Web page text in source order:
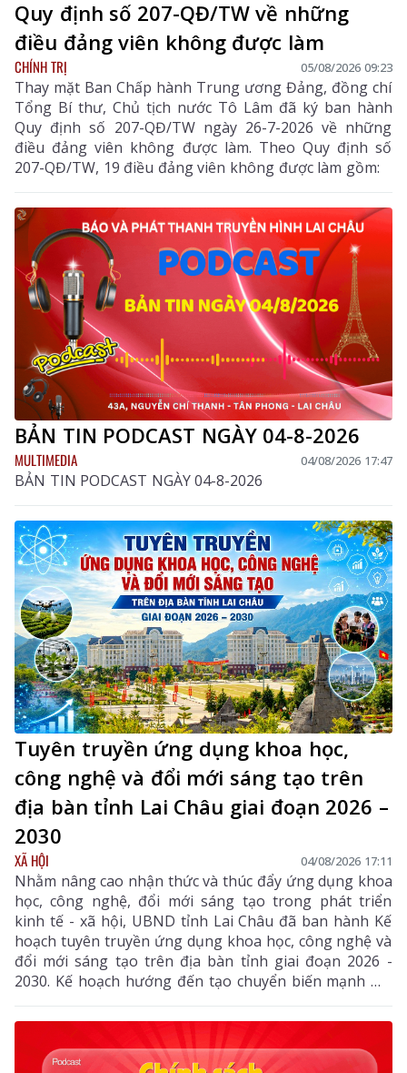
Quy định số 207-QĐ/TW về những
điều đảng viên không được làm
CHÍNH TRỊ 05/08/2026 09:23
Thay mặt Ban Chấp hành Trung ương Đảng, đồng chí
Tổng Bí thư, Chủ tịch nước Tô Lâm đã ký ban hành
Quy định số 207-QĐ/TW ngày 26-7-2026 về những
điều đảng viên không được làm. Theo Quy định số
207-QĐ/TW, 19 điều đảng viên không được làm gồm:
BẢN TIN PODCAST NGÀY 04-8-2026
MULTIMEDIA 04/08/2026 17:47
BẢN TIN PODCAST NGÀY 04-8-2026
Tuyên truyền ứng dụng khoa học,
công nghệ và đổi mới sáng tạo trên
địa bàn tỉnh Lai Châu giai đoạn 2026 –
2030
XÃ HỘI 04/08/2026 17:11
Nhằm nâng cao nhận thức và thúc đẩy ứng dụng khoa
học, công nghệ, đổi mới sáng tạo trong phát triển
kinh tế - xã hội, UBND tỉnh Lai Châu đã ban hành Kế
hoạch tuyên truyền ứng dụng khoa học, công nghệ và
đổi mới sáng tạo trên địa bàn tỉnh giai đoạn 2026 -
2030. Kế hoạch hướng đến tạo chuyển biến mạnh mẽ
từ nhận thức đến hành động, phát huy vai trò của
khoa học, công nghệ, đổi mới sáng tạo và chuyển đổi
số, góp phần thực hiện hiệu quả các mục tiêu phát
triển của tỉnh trong giai đoạn mới.